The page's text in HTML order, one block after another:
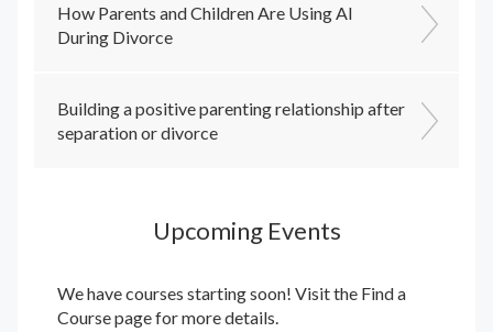
How Parents and Children Are Using AI
During Divorce
Building a positive parenting relationship after
separation or divorce
Upcoming Events
We have courses starting soon! Visit the Find a
Coursepage for more details.